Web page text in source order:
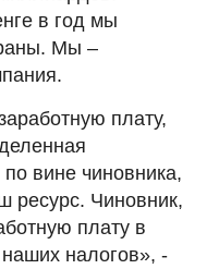
в год мы
Мы –
плату,
вине чиновника,
ресурс. Чиновник,
плату в
налогов», -